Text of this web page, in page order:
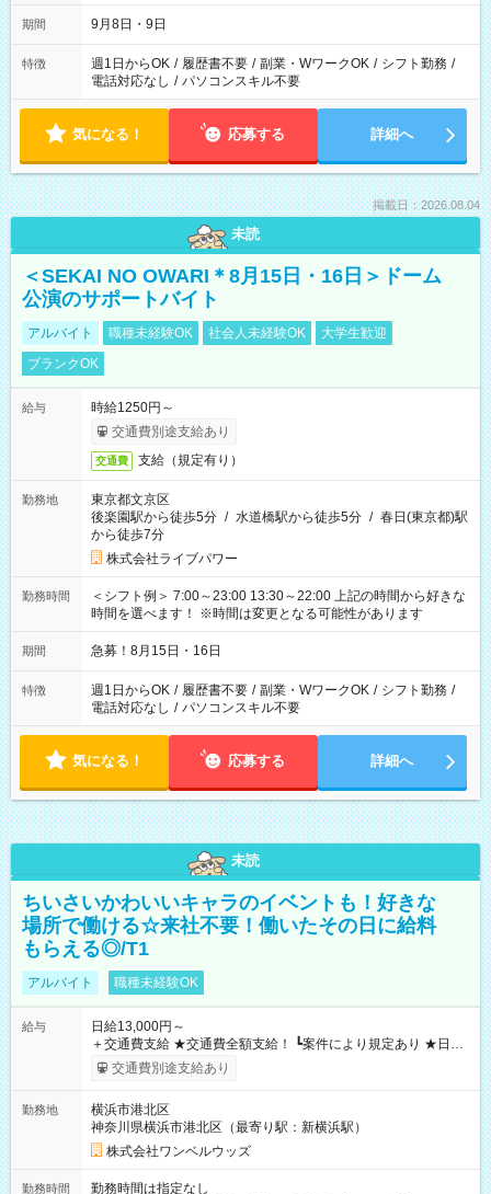
時間は変更となる可能性があります
期間 9月8日・9日
特徴 週1日からOK / 履歴書不要 / 副業・WワークOK / シフト勤務 /
電話対応なし / パソコンスキル不要
気になる！ 応募する 詳細へ
掲載日：2026.08.04
未読
＜SEKAI NO OWARI＊8月15日・16日＞ドーム
公演のサポートバイト
アルバイト 職種未経験OK 社会人未経験OK
大学生歓迎
ブランクOK
給与
時給1250円～
交通費別途支給あり
交通費 支給（規定有り）
勤務地
東京都文京区
後楽園駅から徒歩5分 / 水道橋駅から徒歩5分 / 春日(東京都)駅
から徒歩7分
株式会社ライブパワー
勤務時間
＜シフト例＞ 7:00～23:00 13:30～22:00 上記の時間から好きな
時間を選べます！ ※時間は変更となる可能性があります
期間 急募！8月15日・16日
特徴 週1日からOK / 履歴書不要 / 副業・WワークOK / シフト勤務 /
電話対応なし / パソコンスキル不要
気になる！ 応募する 詳細へ
未読
ちいさいかわいいキャラのイベントも！好きな
場所で働ける☆来社不要！働いたその日に給料
もらえる◎/T1
アルバイト 職種未経験OK
給与
日給13,000円～
＋交通費支給 ★交通費全額支給！ ┗案件により規定あり ★日払
いOK！（規定あり） ┗働いたその日に現金GET♪ お仕事後はコ
ンビニATMから 日払い分を引き落とせます！ 【試用期間】試
交通費別途支給あり
勤務地
横浜市港北区
神奈川県横浜市港北区（最寄り駅：新横浜駅）
株式会社ワンベルウッズ
勤務時間
勤務時間は指定なし